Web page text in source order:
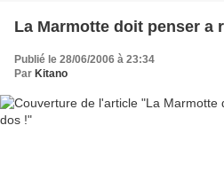
La Marmotte doit penser a
Publié le 28/06/2006 à 23:34
Par Kitano